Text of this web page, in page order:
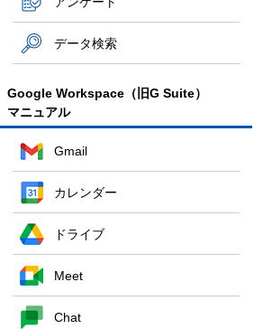
データ検索
Google Workspace（旧G Suite）
マニュアル
Gmail
カレンダー
ドライブ
Meet
Chat